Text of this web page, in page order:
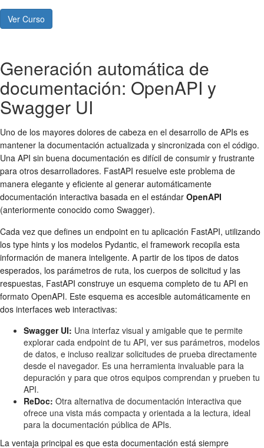
Ver Curso
Generación automática de
documentación: OpenAPI y
Swagger UI
Uno de los mayores dolores de cabeza en el desarrollo de APIs es
mantener la documentación actualizada y sincronizada con el código.
Una API sin buena documentación es difícil de consumir y frustrante
para otros desarrolladores. FastAPI resuelve este problema de
manera elegante y eficiente al generar automáticamente
documentación interactiva basada en el estándar OpenAPI
(anteriormente conocido como Swagger).
Cada vez que defines un endpoint en tu aplicación FastAPI, utilizando
los type hints y los modelos Pydantic, el framework recopila esta
información de manera inteligente. A partir de los tipos de datos
esperados, los parámetros de ruta, los cuerpos de solicitud y las
respuestas, FastAPI construye un esquema completo de tu API en
formato OpenAPI. Este esquema es accesible automáticamente en
dos interfaces web interactivas:
Swagger UI: Una interfaz visual y amigable que te permite
explorar cada endpoint de tu API, ver sus parámetros, modelos
de datos, e incluso realizar solicitudes de prueba directamente
desde el navegador. Es una herramienta invaluable para la
depuración y para que otros equipos comprendan y prueben tu
API.
ReDoc: Otra alternativa de documentación interactiva que
ofrece una vista más compacta y orientada a la lectura, ideal
para la documentación pública de APIs.
La ventaja principal es que esta documentación está siempre